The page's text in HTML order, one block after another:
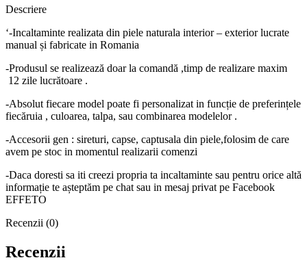
Descriere
‘-Incaltaminte realizata din piele naturala interior – exterior lucrate
manual și fabricate in Romania
-Produsul se realizează doar la comandă ,timp de realizare maxim
12 zile lucrătoare .
-Absolut fiecare model poate fi personalizat in funcție de preferințele
fiecăruia , culoarea, talpa, sau combinarea modelelor .
-Accesorii gen : sireturi, capse, captusala din piele,folosim de care
avem pe stoc in momentul realizarii comenzi
-Daca doresti sa iti creezi propria ta incaltaminte sau pentru orice altă
informație te așteptăm pe chat sau in mesaj privat pe Facebook
EFFETO
Recenzii (0)
Recenzii